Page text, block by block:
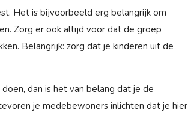
Het is bijvoorbeeld erg belangrijk om
Zorg er ook altijd voor dat de groep
Belangrijk: zorg dat je kinderen uit de
dan is het van belang dat je de
je medebewoners inlichten dat je hier